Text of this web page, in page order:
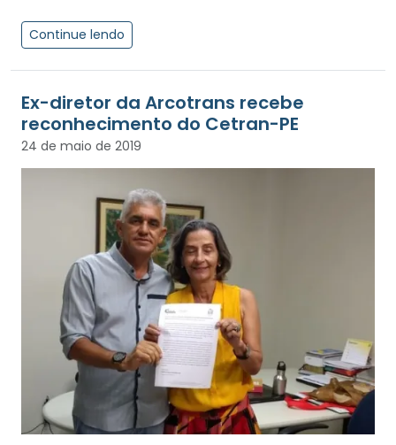
Continue lendo
Ex-diretor da Arcotrans recebe
reconhecimento do Cetran-PE
24 de maio de 2019